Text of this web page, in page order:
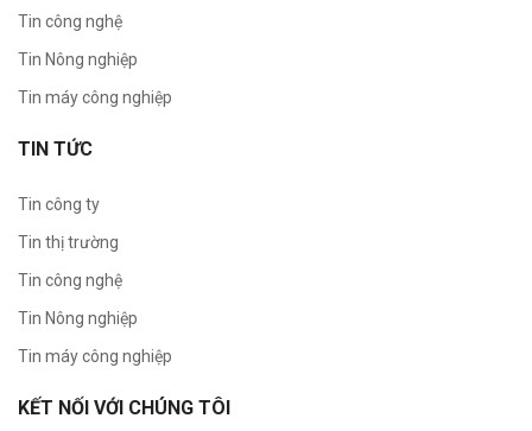
Tin công nghệ
Tin Nông nghiệp
Tin máy công nghiệp
TIN TỨC
Tin công ty
Tin thị trường
Tin công nghệ
Tin Nông nghiệp
Tin máy công nghiệp
KẾT NỐI VỚI CHÚNG TÔI